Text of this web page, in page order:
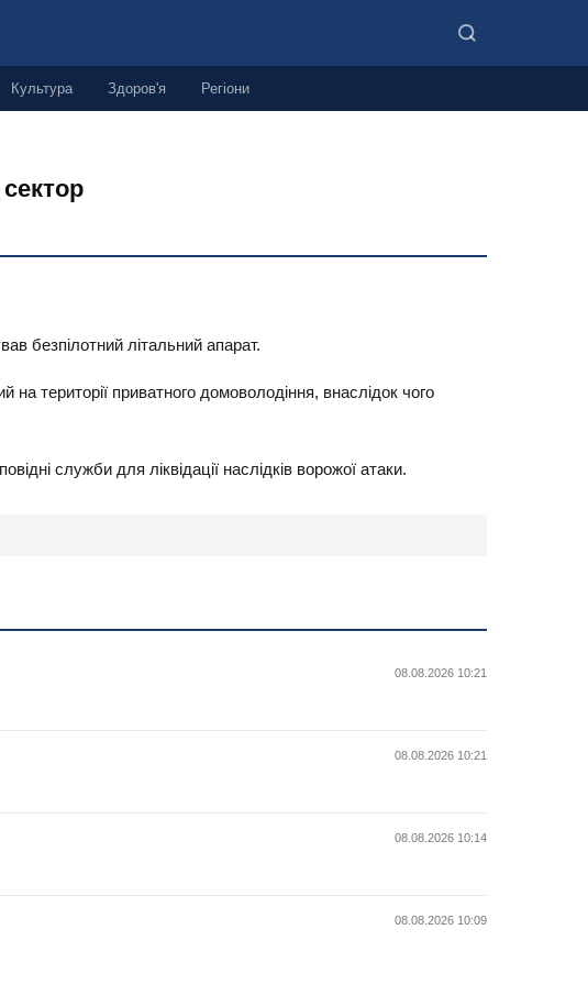
Культура Здоров'я Регіони
безпілотний літальний апарат.
території приватного домоволодіння, внаслідок чого
служби для ліквідації наслідків ворожої атаки.
08.08.2026 10:21
08.08.2026 10:21
08.08.2026 10:14
08.08.2026 10:09